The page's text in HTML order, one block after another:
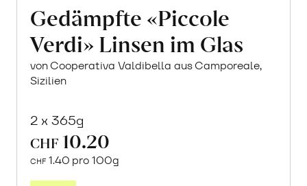
Gedämpfte «Piccole
Verdi» Linsen im Glas
von Cooperativa Valdibella aus Camporeale,
Sizilien
2 x 365g
CHF 10.20
CHF 1.40 pro 100g